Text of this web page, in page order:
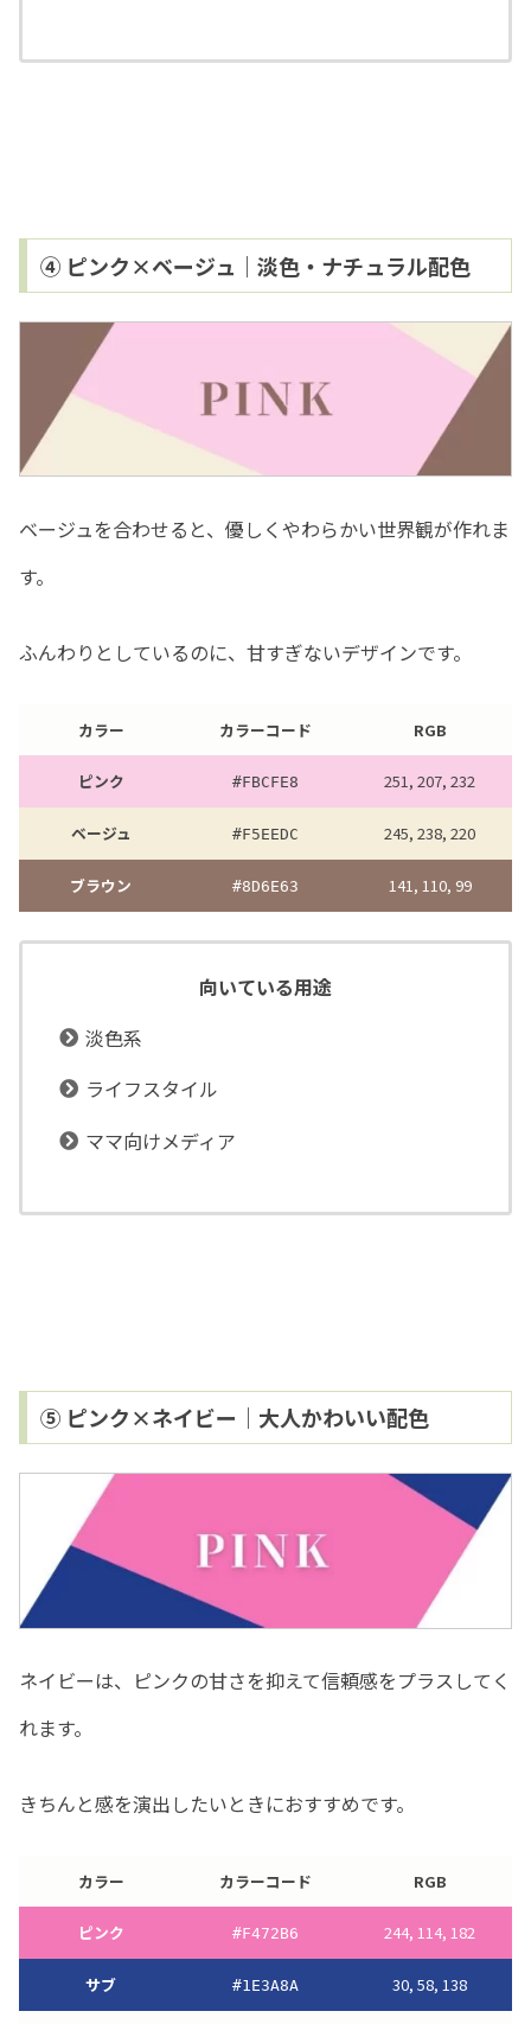
④ ピンク×ベージュ｜淡色・ナチュラル配色
ベージュを合わせると、優しくやわらかい世界観が作れま
す。
ふんわりとしているのに、甘すぎないデザインです。
カラー カラーコード RGB
ピンク #FBCFE8 251, 207, 232
ベージュ #F5EEDC 245, 238, 220
ブラウン #8D6E63 141, 110, 99
向いている用途
淡色系
ライフスタイル
ママ向けメディア
⑤ ピンク×ネイビー｜大人かわいい配色
ネイビーは、ピンクの甘さを抑えて信頼感をプラスしてく
れます。
きちんと感を演出したいときにおすすめです。
カラー カラーコード RGB
ピンク #F472B6 244, 114, 182
サブ #1E3A8A 30, 58, 138